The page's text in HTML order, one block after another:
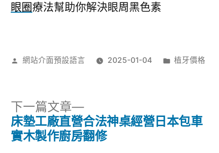
眼圈療法幫助你解決眼周黑色素
作
網站介面預設語言 2025-01-04
分
植牙價格
文
下一篇文章
下
一
篇
床墊工廠直營合法神桌經營日本包車
實木製作廚房翻修